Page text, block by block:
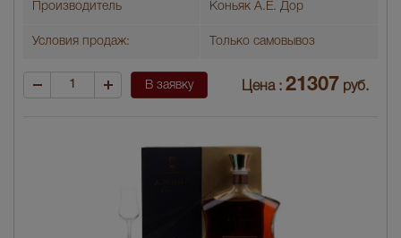
Производитель Коньяк А.Е. Дор
Условия продаж: Только самовывоз
В заявку Цена : 21307 руб.